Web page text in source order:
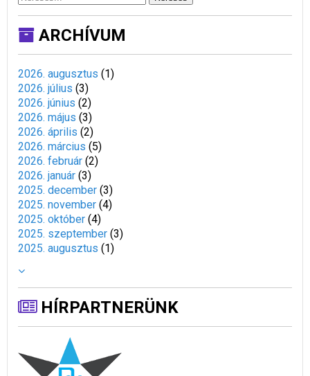
ARCHÍVUM
2026. augusztus (1)
2026. július (3)
2026. június (2)
2026. május (3)
2026. április (2)
2026. március (5)
2026. február (2)
2026. január (3)
2025. december (3)
2025. november (4)
2025. október (4)
2025. szeptember (3)
2025. augusztus (1)
HÍRPARTNERÜNK